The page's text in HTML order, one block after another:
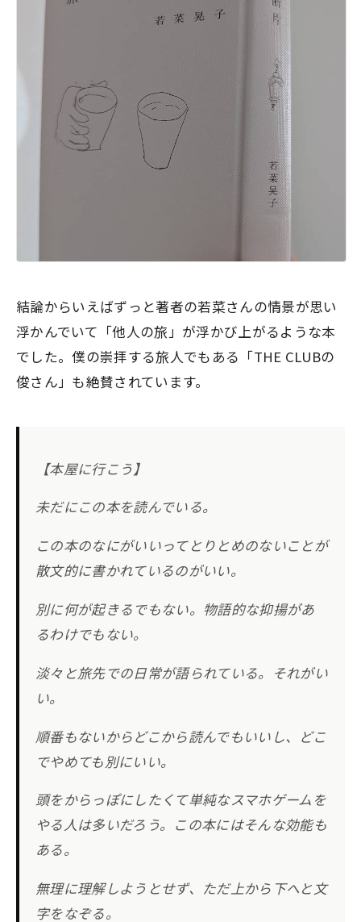
結論からいえばずっと著者の若菜さんの情景が思い
浮かんでいて「他人の旅」が浮かび上がるような本
でした。僕の崇拝する旅人でもある「THE CLUBの
俊さん」も絶賛されています。
【本屋に行こう】
未だにこの本を読んでいる。
この本のなにがいいってとりとめのないことが
散文的に書かれているのがいい。
別に何が起きるでもない。物語的な抑揚があ
るわけでもない。
淡々と旅先での日常が語られている。それがい
い。
順番もないからどこから読んでもいいし、どこ
でやめても別にいい。
頭をからっぽにしたくて単純なスマホゲームを
やる人は多いだろう。この本にはそんな効能も
ある。
無理に理解しようとせず、ただ上から下へと文
字をなぞる。